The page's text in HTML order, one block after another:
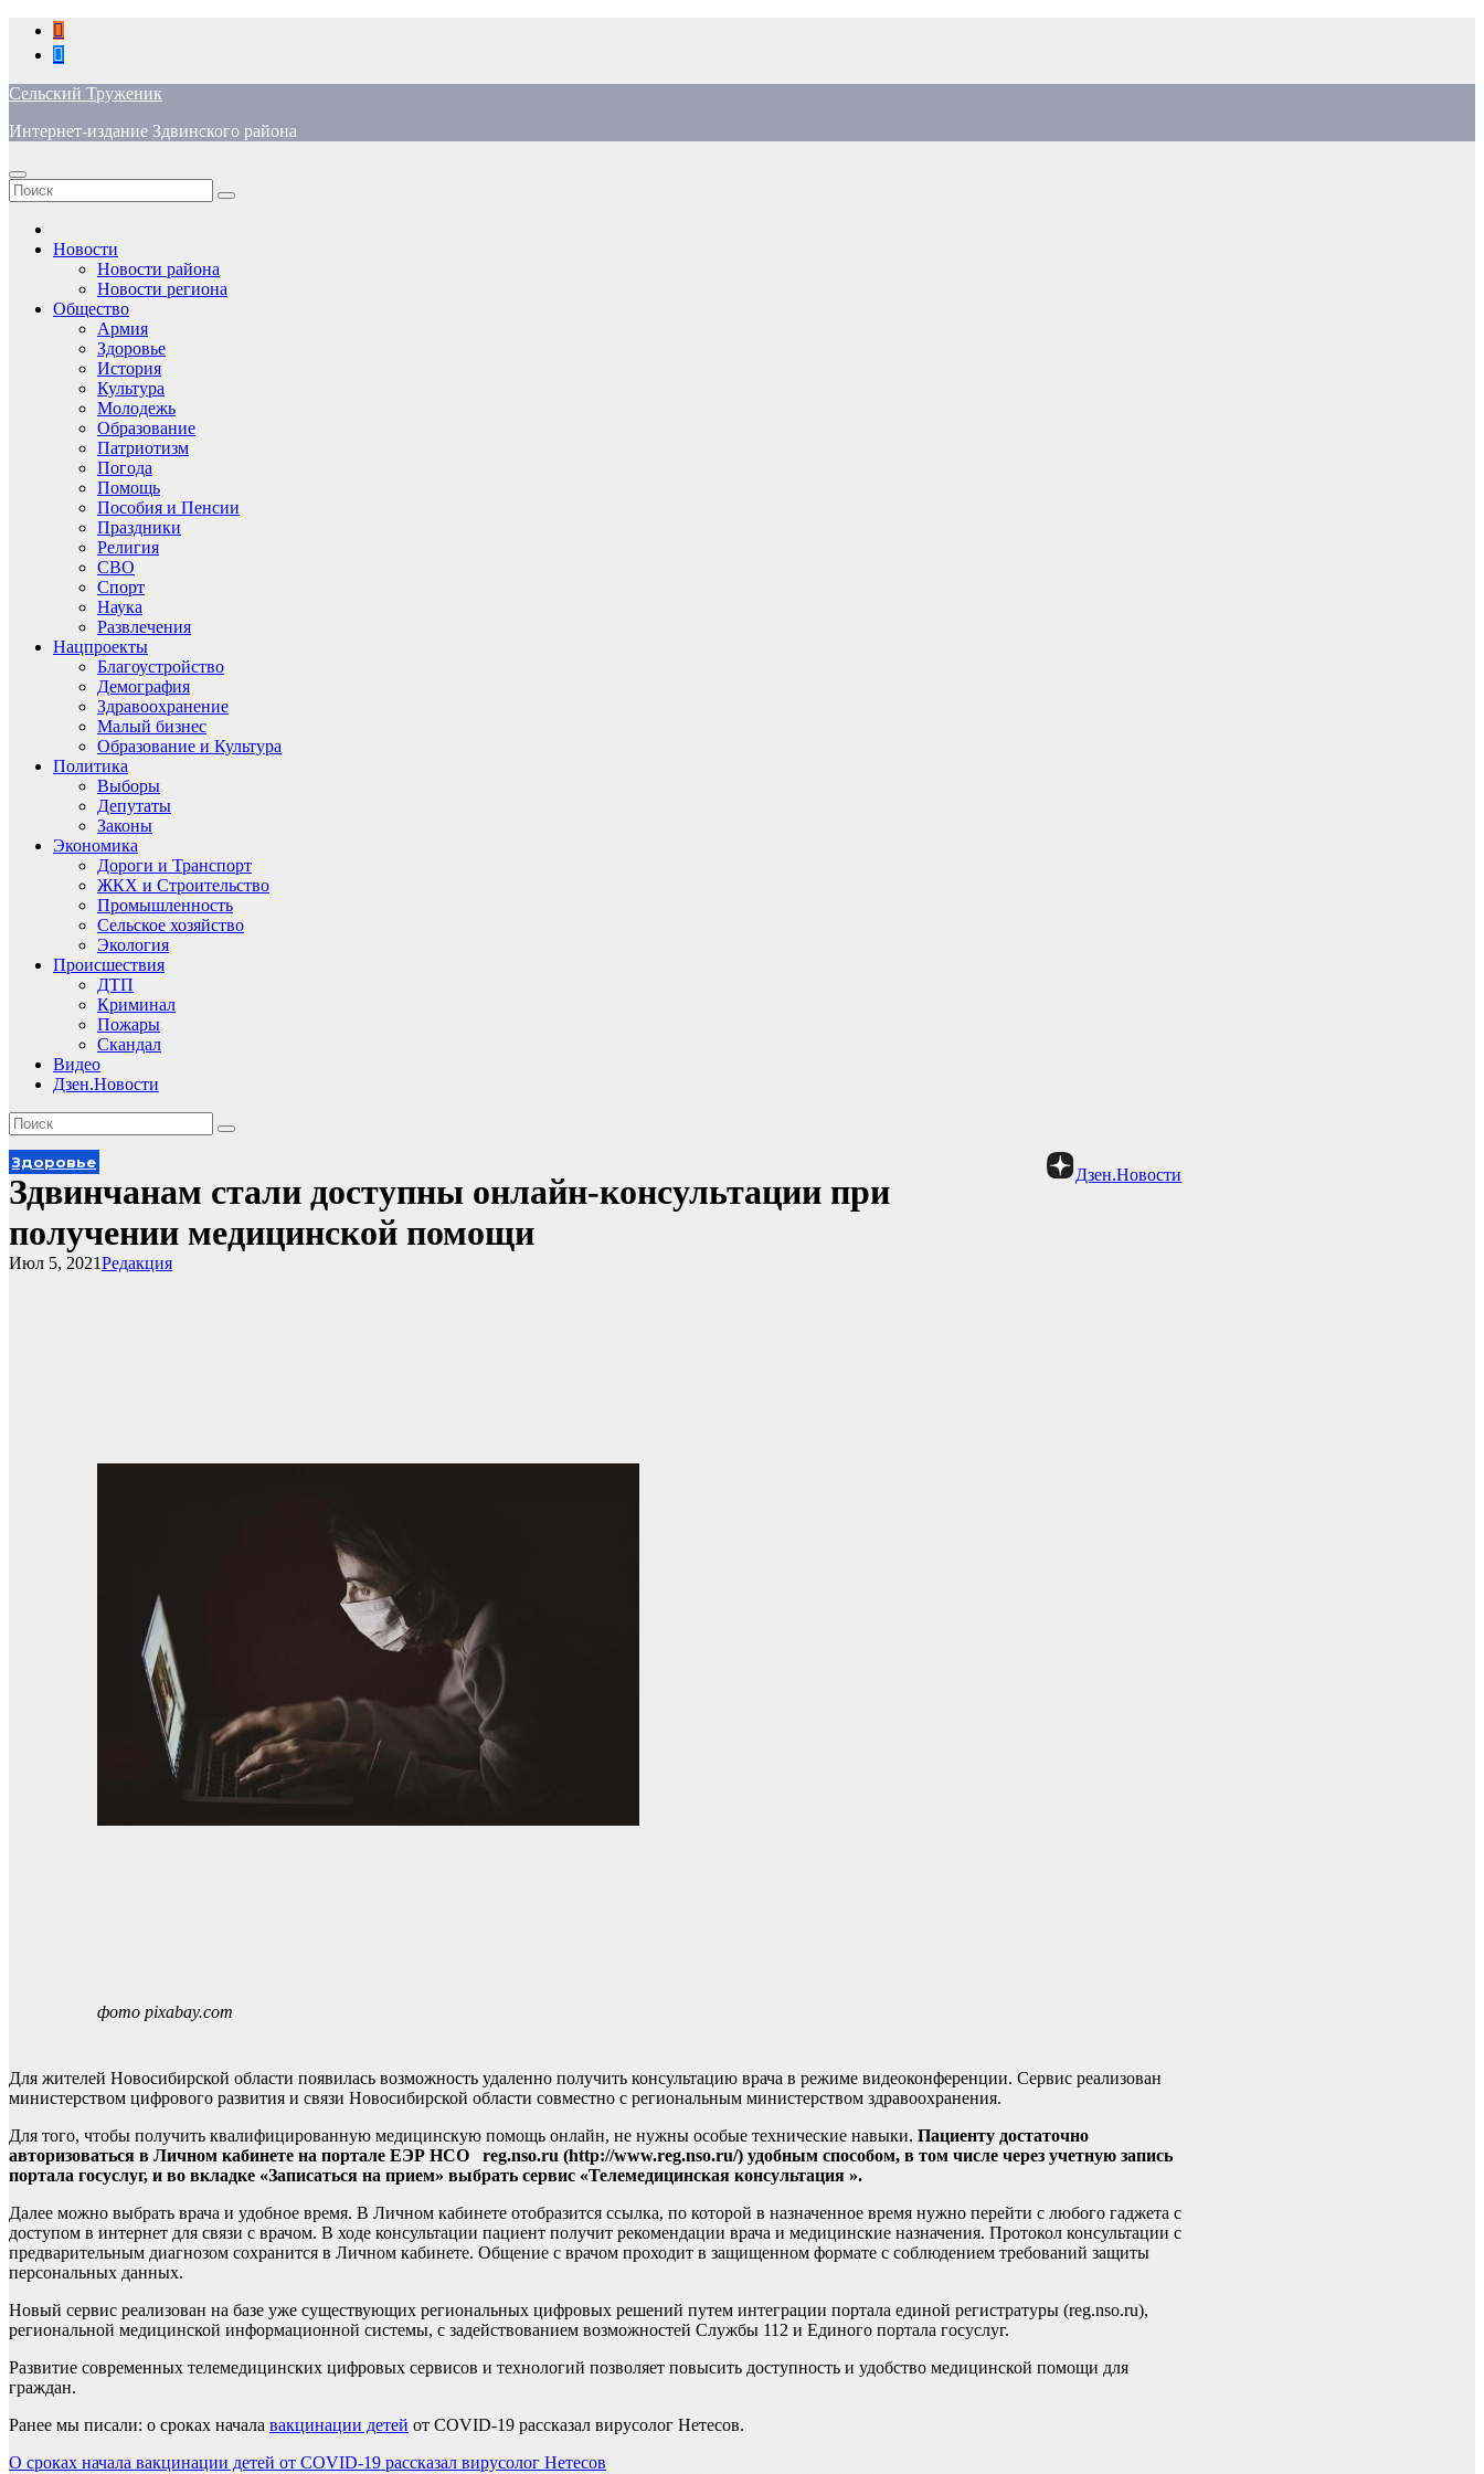
Перейти
содержимому
Сельский Труженик
Интернет-издание Здвинского района
Новости
Новости района
Новости региона
Общество
Армия
Здоровье
История
Культура
Молодежь
Образование
Патриотизм
Погода
Помощь
Пособия и Пенсии
Праздники
Религия
СВО
Спорт
Наука
Развлечения
Нацпроекты
Благоустройство
Демография
Здравоохранение
Малый бизнес
Образование и Культура
Политика
Выборы
Депутаты
Законы
Экономика
Дороги и Транспорт
ЖКХ и Строительство
Промышленность
Сельское хозяйство
Экология
Происшествия
ДТП
Криминал
Пожары
Скандал
Видео
Дзен.Новости
Дзен.Новости
Здоровье
Здвинчанам стали доступны онлайн-консультации при
получении медицинской помощи
Редакция
Июл 5, 2021
фото pixabay.com
Для жителей Новосибирской области появилась возможность удаленно получить консультацию врача в режиме видеоконференции. Сервис реализован
министерством цифрового развития и связи Новосибирской области совместно с региональным министерством здравоохранения.
Для того, чтобы получить квалифицированную медицинскую помощь онлайн, не нужны особые технические навыки. Пациенту достаточно
авторизоваться в Личном кабинете на портале ЕЭР НСО reg.nso.ru (http://www.reg.nso.ru/) удобным способом, в том числе через учетную запись
портала госуслуг, и во вкладке «Записаться на прием» выбрать сервис «Телемедицинская консультация ».
Далее можно выбрать врача и удобное время. В Личном кабинете отобразится ссылка, по которой в назначенное время нужно перейти с любого гаджета с
доступом в интернет для связи с врачом. В ходе консультации пациент получит рекомендации врача и медицинские назначения. Протокол консультации с
предварительным диагнозом сохранится в Личном кабинете. Общение с врачом проходит в защищенном формате с соблюдением требований защиты
персональных данных.
Новый сервис реализован на базе уже существующих региональных цифровых решений путем интеграции портала единой регистратуры (reg.nso.ru),
региональной медицинской информационной системы, c задействованием возможностей Службы 112 и Единого портала госуслуг.
Развитие современных телемедицинских цифровых сервисов и технологий позволяет повысить доступность и удобство медицинской помощи для
граждан.
Ранее мы писали: о сроках начала вакцинации детей от COVID-19 рассказал вирусолог Нетесов.
Навигация
О сроках начала вакцинации детей от COVID-19 рассказал вирусолог Нетесов